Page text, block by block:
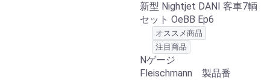
新型 Nightjet DANI 客車7輌
セット OeBB Ep6
オススメ商品
注目商品
Nゲージ
Fleischmann 製品番